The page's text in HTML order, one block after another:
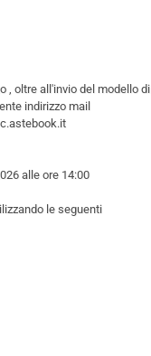
, oltre all'invio del modello di
indirizzo mail
alle ore 14:00
le seguenti